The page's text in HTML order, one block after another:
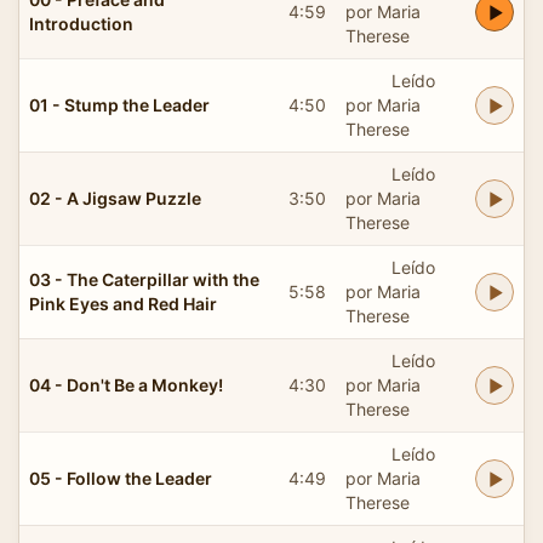
Introduction
4:59
por Maria
Therese
01 - Stump the Leader 4:50
Leído
por Maria
Therese
02 - A Jigsaw Puzzle 3:50
Leído
por Maria
Therese
03 - The Caterpillar with the
Pink Eyes and Red Hair
5:58
Leído
por Maria
Therese
04 - Don't Be a Monkey! 4:30
Leído
por Maria
Therese
05 - Follow the Leader 4:49
Leído
por Maria
Therese